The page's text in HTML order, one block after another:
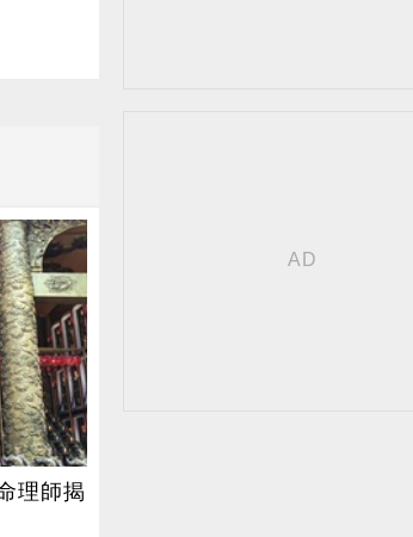
理師揭